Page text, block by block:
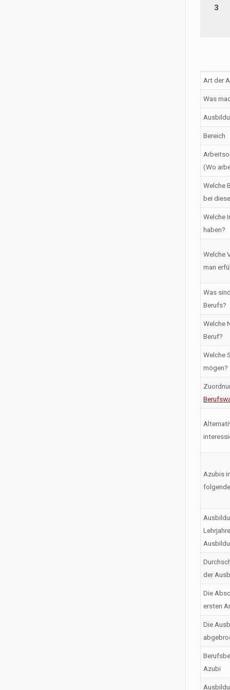
3
Art der
Was
Bereich
(Wo
Welche
bei
Welche
haben?
Welche
man
Was
Berufs?
Welche
Beruf?
Welche
mögen?
Azubis
der
Die
ersten
Die
Azubi